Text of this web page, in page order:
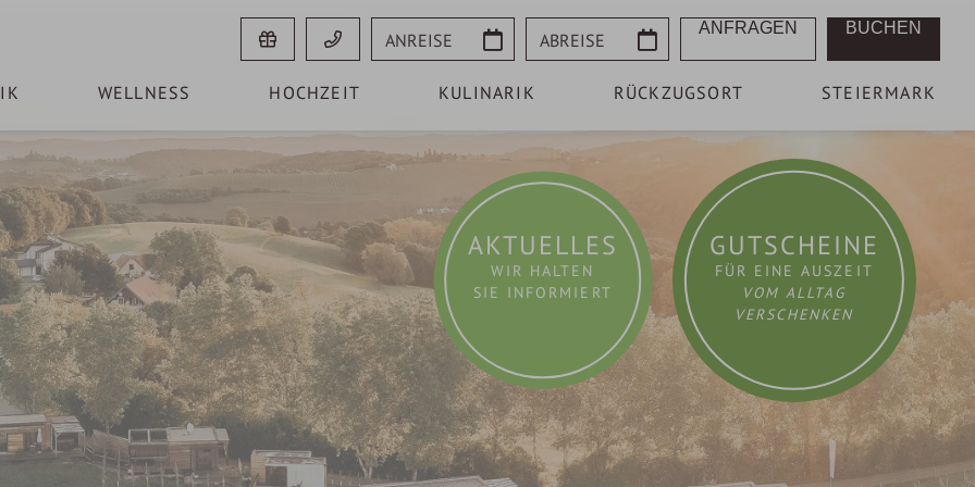
Anreise Abreise ANFRAGEN BUCHEN
WELLNESS HOCHZEIT KULINARIK RÜCKZUGSORT STEIERMARK
GUTSCHEINE
FÜR EINE AUSZEIT
VOM ALLTAG
VERSCHENKEN
AKTUELLES
WIR HALTEN
SIE INFORMIERT